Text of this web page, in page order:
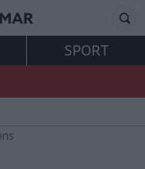
SPORT